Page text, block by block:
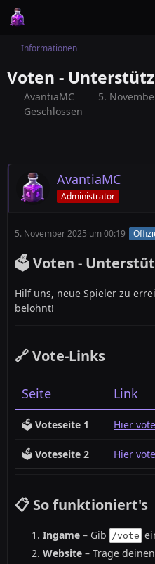
Informationen
Voten -
AvantiaMC
5.
Geschlossen
AvantiaMC
Administrator
5. November 2025 um 00:19
🗳️ Voten -
Hilf uns, neue Spieler zu
belohnt!
🔗 Vote-Links
Seite Link
🗳️ Voteseite 1 Hier
🗳️ Voteseite 2 Hier
📋 So funktioniert's
Ingame – Gib /vote
Website – Trage deinen